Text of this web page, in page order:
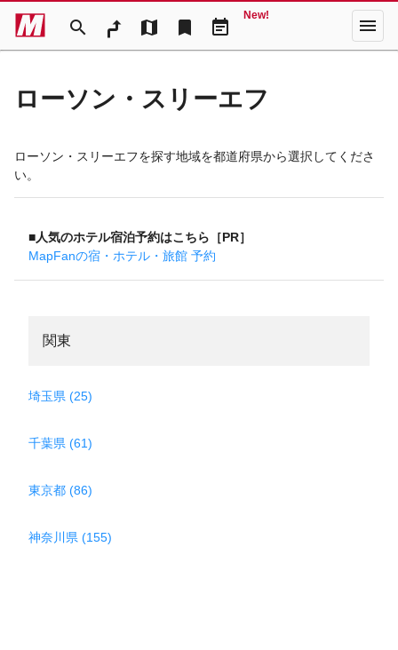
search map bookmark event_note
New! menu
ローソン・スリーエフ
ローソン・スリーエフを探す地域を都道府県から選択してくださ
い。
■人気のホテル宿泊予約はこちら［PR］
MapFanの宿・ホテル・旅館 予約
関東
埼玉県 (25)
千葉県 (61)
東京都 (86)
神奈川県 (155)